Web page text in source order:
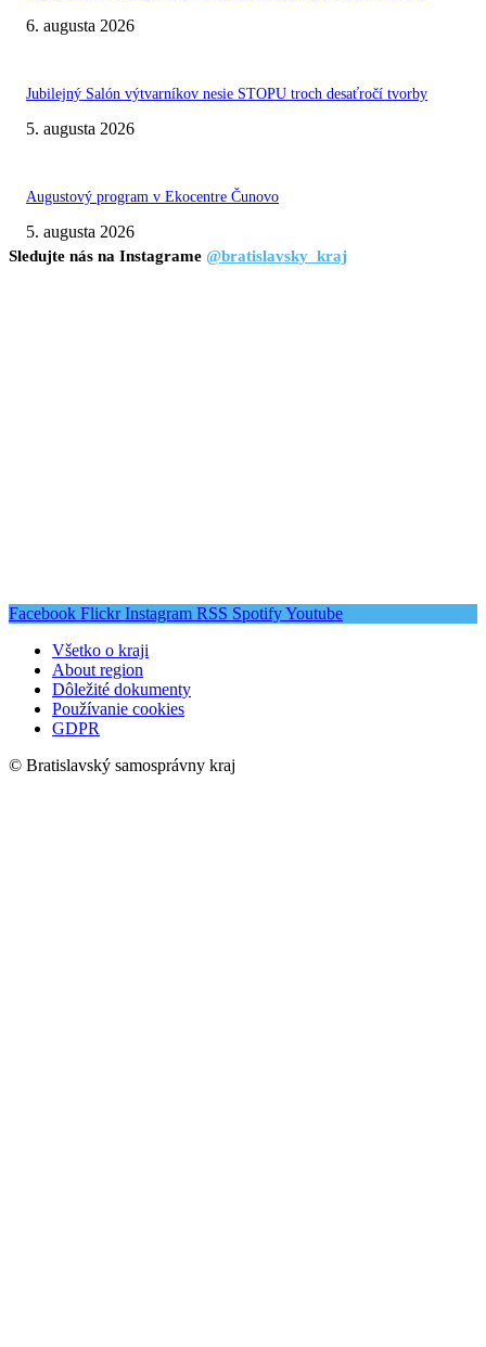
6. augusta 2026
Jubilejný Salón výtvarníkov nesie STOPU troch desaťročí tvorby
5. augusta 2026
Augustový program v Ekocentre Čunovo
5. augusta 2026
Sledujte nás na Instagrame @bratislavsky_kraj
Facebook Flickr Instagram RSS SpotifyYoutube
Všetko o kraji
About region
Dôležité dokumenty
Používanie cookies
GDPR
© Bratislavský samosprávny kraj